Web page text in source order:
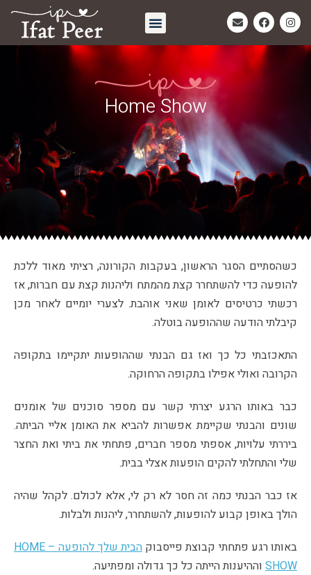
Home Show
כשהסתיים הסגר הראשון, בעקבות הקורונה, רציתי מאוד ללכת
להופעה כדי להשתחרר קצת מהמתח וליהנות קצת עם חברות, אז
רכשתי כרטיסים לאומן שאני אוהבת. לצערי יומיים לאחר מכן
קיבלתי הודעה שההופעה בוטלה.
התאכזבתי כל כך ואז גם הבנתי שההופעות יתקיימו בתקופה
הקרובה ואולי אפילו בתקופה הרחוקה.
כבר באותו הרגע יצרתי קשר עם מספר סוכנים של אומנים
שונים והבנתי שקיימת אפשרות להביא את האומן אליי הביתה.
ביררתי עלויות, אספתי מספר חברים, פתחתי את ביתי ואת החצר
שלי והתחלתי להקים הופעות אצלי בבית.
אז כבר הבנתי כמה זה חסר לא רק לי, אלא לכולם. לקהל שהיה
הולך באופן קבוע להופעות, להשתחרר, ליהנות ולבלות.
באותו רגע פתחתי קבוצת פייסבוקהבית שלך להופעה –HOME
SHOW וההיענות הייתה כל כך גדולה ומפתיעה.